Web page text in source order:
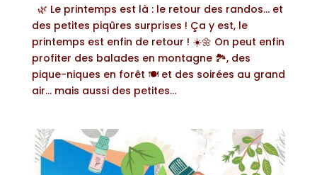
🌿 Le printemps est là : le retour des randos… et
des petites piqûres surprises ! Ça y est, le
printemps est enfin de retour ! ☀️🌼 On peut enfin
profiter des balades en montagne 🏞️, des
pique-niques en forêt 🍽️ et des soirées au grand
air… mais aussi des petites...